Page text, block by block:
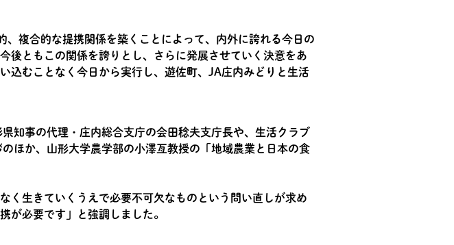
、複合的な提携関係を築くことによって、内外に誇れる今日の
後ともこの関係を誇りとし、さらに発展させていく決意をあ
込むことなく今日から実行し、遊佐町、JA庄内みどりと生活
知事の代理・庄内総合支庁の会田稔夫支庁長や、生活クラブ
ほか、山形大学農学部の小澤亙教授の「地域農業と日本の食
く生きていくうえで必要不可欠なものという問い直しが求め
が必要です」と強調しました。